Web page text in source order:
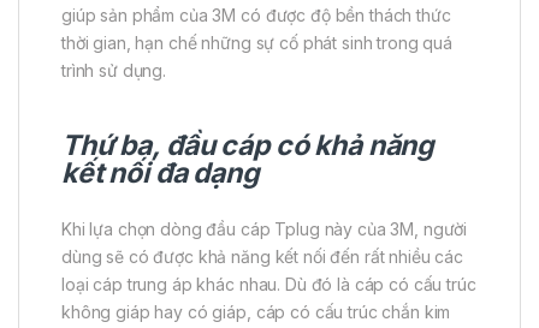
giúp sản phẩm của 3M có được độ bền thách thức
thời gian, hạn chế những sự cố phát sinh trong quá
trình sử dụng.
Thứ ba, đầu cáp có khả năng
kết nối đa dạng
Khi lựa chọn dòng đầu cáp Tplug này của 3M, người
dùng sẽ có được khả năng kết nối đến rất nhiều các
loại cáp trung áp khác nhau. Dù đó là cáp có cấu trúc
không giáp hay có giáp, cáp có cấu trúc chắn kim